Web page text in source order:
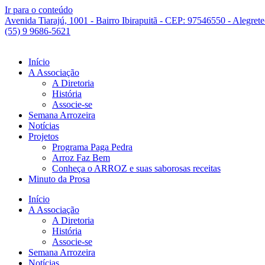
Ir para o conteúdo
Avenida Tiarajú, 1001 - Bairro Ibirapuitã - CEP: 97546550 -
(55) 9 9686-5621
Início
A Associação
A Diretoria
História
Associe-se
Semana Arrozeira
Notícias
Projetos
Programa Paga Pedra
Arroz Faz Bem
Conheça o ARROZ e suas saborosas receitas
Minuto da Prosa
Início
A Associação
A Diretoria
História
Associe-se
Semana Arrozeira
Notícias